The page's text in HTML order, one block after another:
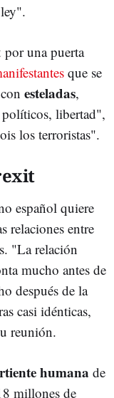
una puerta
que se
esteladas,
políticos, libertad",
los terroristas".
español quiere
relaciones entre
"La relación
mucho antes de
después de la
casi idénticas,
reunión.
humana de
millones de